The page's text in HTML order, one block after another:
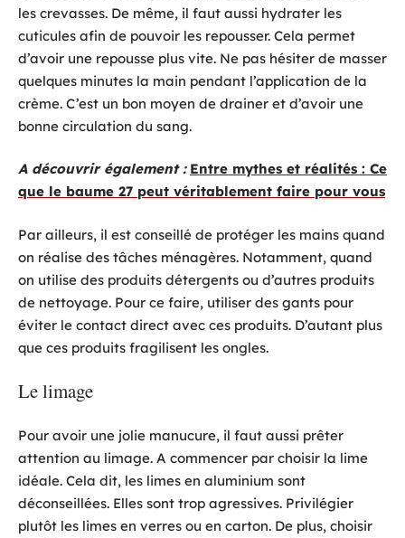
les crevasses. De même, il faut aussi hydrater les
cuticules afin de pouvoir les repousser. Cela permet
d’avoir une repousse plus vite. Ne pas hésiter de masser
quelques minutes la main pendant l’application de la
crème. C’est un bon moyen de drainer et d’avoir une
bonne circulation du sang.
A découvrir également : Entre mythes et réalités : Ce
que le baume 27 peut véritablement faire pour vous
Par ailleurs, il est conseillé de protéger les mains quand
on réalise des tâches ménagères. Notamment, quand
on utilise des produits détergents ou d’autres produits
de nettoyage. Pour ce faire, utiliser des gants pour
éviter le contact direct avec ces produits. D’autant plus
que ces produits fragilisent les ongles.
Le limage
Pour avoir une jolie manucure, il faut aussi prêter
attention au limage. A commencer par choisir la lime
idéale. Cela dit, les limes en aluminium sont
déconseillées. Elles sont trop agressives. Privilégier
plutôt les limes en verres ou en carton. De plus, choisir